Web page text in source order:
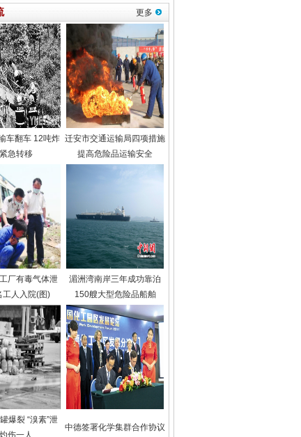
更多
车翻车 12吨炸
急转移
迁安市交通运输局四项措施
提高危险品运输安全
厂有毒气体泄
工人入院(图)
湄洲湾南岸三年成功靠泊
150艘大型危险品船舶
爆裂 “溴素”泄
伤一人
中德签署化学集群合作协议